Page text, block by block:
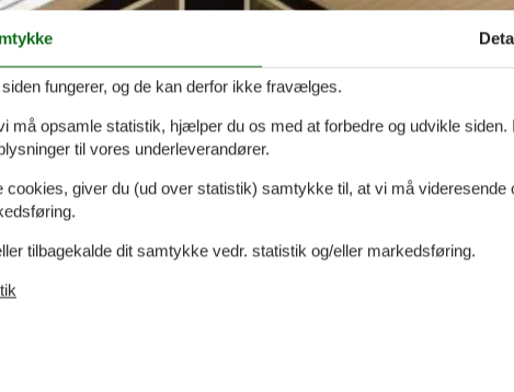
fungerer, og de kan derfor ikke fravælges.
må opsamle statistik, hjælper du os med at forbedre og udvikle siden.
til vores underleverandører.
cookies, giver du (ud over statistik) samtykke til, at vi må videresende
tilbagekalde dit samtykke vedr. statistik og/eller markedsføring.